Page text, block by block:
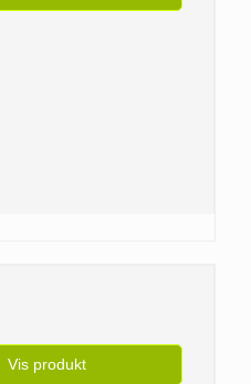
Vis produkt